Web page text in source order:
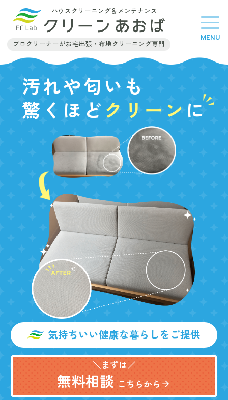
ハウスクリーニング＆メンテナンス
プロクリーナーがお宅出張・布地クリーニング専門
VOICE
お客様の声
よくあるご質問
無料相談 お見積受付中
CONTACT
お問い合わせ
汚れや匂いも
驚くほど クリーン に
気持ちいい健康な暮らしをご提供
＼まずは／
無料相談 こちらから arrow_forward